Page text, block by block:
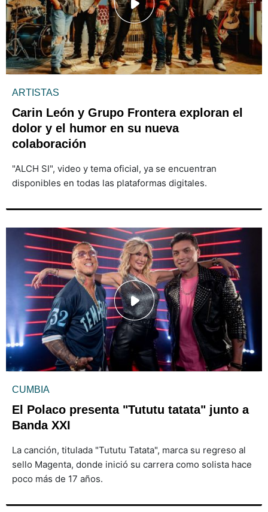
ARTISTAS
Carin León y Grupo Frontera exploran el
dolor y el humor en su nueva
colaboración
"ALCH SI", video y tema oficial, ya se encuentran
disponibles en todas las plataformas digitales.
CUMBIA
El Polaco presenta "Tututu tatata" junto a
Banda XXI
La canción, titulada "Tututu Tatata", marca su regreso al
sello Magenta, donde inició su carrera como solista hace
poco más de 17 años.